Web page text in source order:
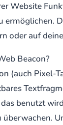
Website
ermöglichen.
oder auf
Beacon?
(auch Pixel-
benutzt
überwachen.